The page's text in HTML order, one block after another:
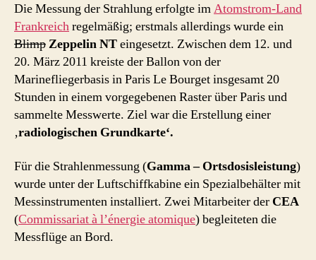
Die Messung der Strahlung erfolgte imAtomstrom-Land
Frankreichregelmäßig; erstmals allerdings wurde ein
BlimpZeppelin NTeingesetzt. Zwischen dem 12. und
20. März 2011 kreiste der Ballon von der
Marinefliegerbasis in Paris Le Bourget insgesamt 20
Stunden in einem vorgegebenen Raster über Paris und
sammelte Messwerte. Ziel war die Erstellung einer
‚radiologischen Grundkarte‘.
Für die Strahlenmessung (Gamma – Ortsdosisleistung)
wurde unter der Luftschiffkabine ein Spezialbehälter mit
Messinstrumenten installiert. Zwei Mitarbeiter der CEA
(Commissariat à l’énergie atomique) begleiteten die
Messflüge an Bord.